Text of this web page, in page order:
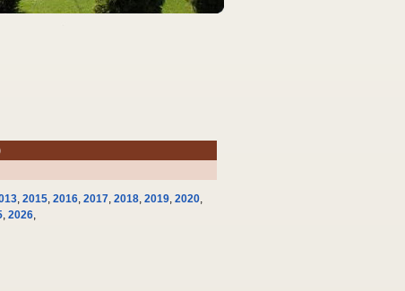
, 2015, 2016, 2017, 2018, 2019, 2020,
, 2026,